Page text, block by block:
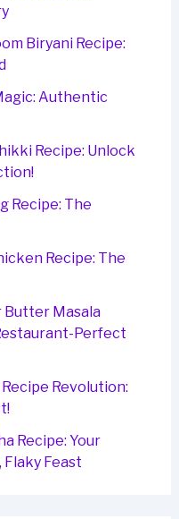
Biryani Recipe:
Authentic
Recipe: Unlock
Recipe: The
Recipe: The
Butter Masala
Perfect
Revolution:
Recipe: Your
Flaky Feast